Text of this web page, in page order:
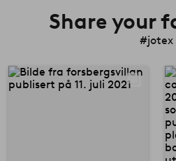
Share your
#jotex